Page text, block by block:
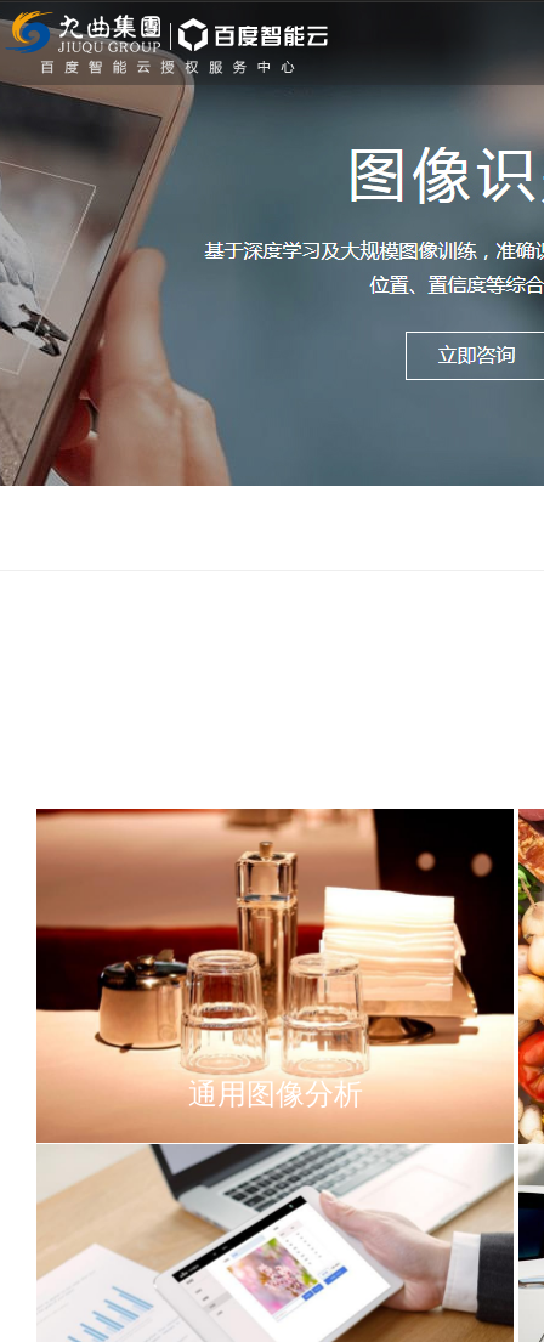
通用图像分析